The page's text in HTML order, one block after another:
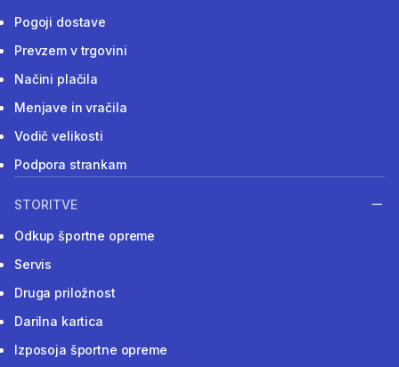
Pogoji dostave
Prevzem v trgovini
Načini plačila
Menjave in vračila
Vodič velikosti
Podpora strankam
STORITVE
Odkup športne opreme
Servis
Druga priložnost
Darilna kartica
Izposoja športne opreme